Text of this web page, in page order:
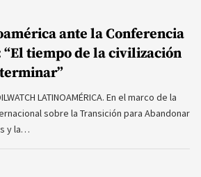
ante la Conferencia
“El tiempo de la civilización
LATINOAMÉRICA. En el marco de la
sobre la Transición para Abandonar
y la…